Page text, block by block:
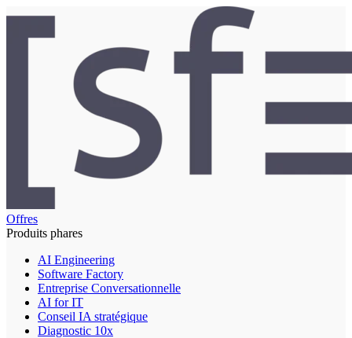
Offres
Produits phares
AI Engineering
Software Factory
Entreprise Conversationnelle
AI for IT
Conseil IA stratégique
Diagnostic 10x